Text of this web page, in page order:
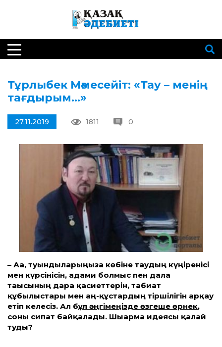
Тұрлыбек Мәмесейіт: «Тау – менің
тағдырым…»
27.11.2019 1811 0
– Аға, туындыларыңызға көбіне тау­дың күңіренісі
мен күрсінісін, адами болмыс пен дала
тағысының дара қасиет­терін, табиғат
құбылыстары мен аң-құс­тар­дың тіршілігін арқау
етіп келесіз. Ал бұл әңгімеңізде өзгеше өрнек,
соны сипат байқалады. Шығарма идеясы қалай
туды?